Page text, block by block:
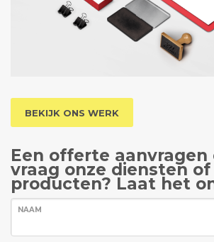
BEKIJK ONS WERK
Een offerte aanvragen
vraag onze diensten of
producten? Laat het
NAAM